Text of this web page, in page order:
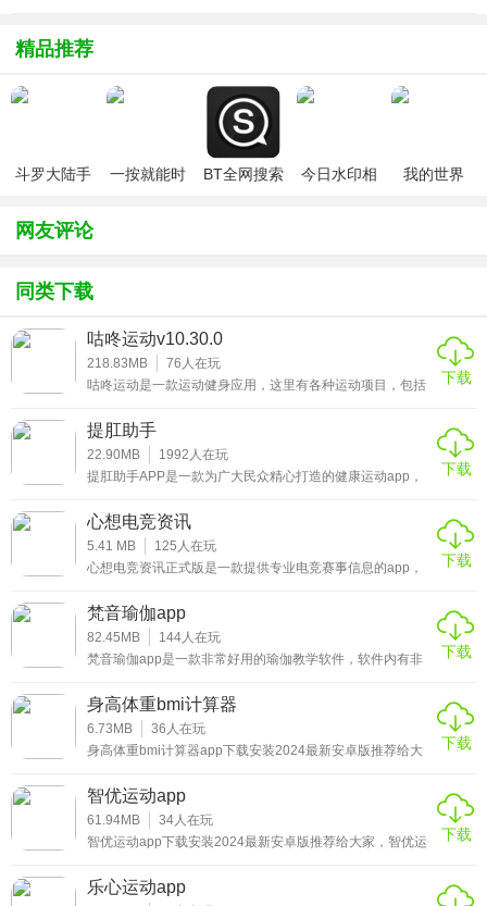
用手机型号，智能识别，自动统计各阶段里程的速度信息，
直观显示用户的运动全过程，包含轨迹、里程以及相关的运
精品推荐
斗罗大陆手
限钻石
一按就能时
BT全网搜索
今日水印相
我的世界
网友评论
同类下载
咕咚运动v10.30.0
218.83MB 76 人在玩
咕咚运动是一款运动健身应用，这里有各种运动项目，包括
速成为一个运动达人。使用这款应用可以让你掌握健身运动
的技巧，并且还有丰富的运动的科普，让你成为运动界的佼
佼者。软件中还有丰富的运动视频，让你能够轻松的观看，
不需要太过于复杂的操作，能够让你随时的都进行学习，快
下载
提肛助手
22.90MB 1992 人在玩
提肛助手APP是一款为广大民众精心打造的健康运动app，
你，可以促进你的身体健康，还可以提供血液循环等服务，
帮助你迅速建立健康的管理模式，实现疾病预防处理，带来
多种体验功能，帮助你在这里更好地解决，实现一对一的优
质管理服务。
下载
心想电竞资讯
5.41 MB 125 人在玩
心想电竞资讯正式版是一款提供专业电竞赛事信息的app，
事直播数据分析，对游戏有兴趣的用户，可以随时来这里了
解各种最新电
下载
梵音瑜伽app
82.45MB 144人在玩
梵音瑜伽app是一款非常好用的瑜伽教学软件，软件内有非
有非常多的瑜伽教程，你可以随时的进行查询，想要找什么
瑜伽课程都可以自己挑选，同时，所有的瑜伽课程还有专门
的分类，你都可以根据自己的需求进行选择，找课程非常的
方便!
下载
身高体重bmi计算器
6.73MB 36 人在玩
身高体重bmi计算器app下载安装2024最新安卓版推荐给大
定，根据需要输入身高、体重之后就可以快速计算出结果，
得出的指数与你的身体健康状况有关，是生活中比较常用的
计算软件!
下载
智优运动app
61.94MB 34人在玩
智优运动app下载安装2024最新安卓版推荐给大家，智优运
的记录，可随时掌握骑行路程信息，更轻松的掌握各种骑行
数据，制定合理的骑行计划完成。
下载
乐心运动app